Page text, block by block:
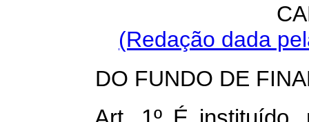
(Redação dada
DO FUNDO DE